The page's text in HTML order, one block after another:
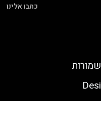
כתבו אלינו